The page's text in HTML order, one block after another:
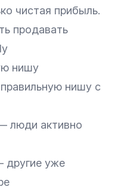
чистая прибыль.
продавать
нишу
нишу с
люди активно
уже